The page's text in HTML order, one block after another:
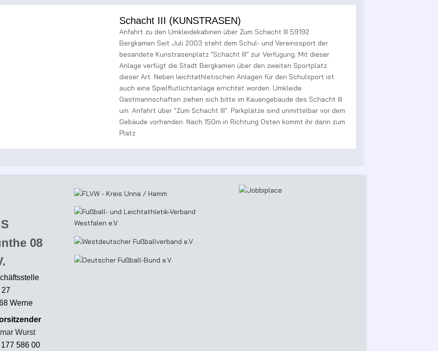
Schacht III (KUNSTRASEN)
Anfahrt zu den Umkleidekabinen über Zum Schacht III 59192
Bergkamen Seit Juli 2003 steht dem Schul- und Vereinssport der
besandete Kunstrasenplatz "Schacht III" zur Verfügung. Mit dieser
Anlage verfügt die Stadt Bergkamen über den zweiten Sportplatz
dieser Art. Neben leichtathletischen Anlagen für den Schulsport ist
auch eine Spielflutlichtanlage errichtet worden. Umkleide:
Gastmannschaften ziehen sich bitte im Kauengebäude des Schacht III
um. Anfahrt über "Zum Schacht III". Parkplätze sind unmittelbar vor dem
Gebäude vorhanden. Nach 150m in Richtung Osten kommt ihr dann zum
Platz
08
27
Werne
Wurst
586 00